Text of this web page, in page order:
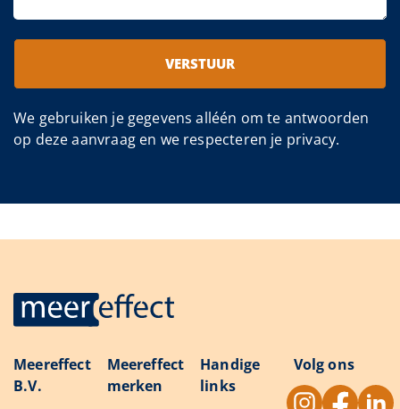
VERSTUUR
We gebruiken je gegevens alléén om te antwoorden
op deze aanvraag en we respecteren je privacy.
Meereffect
B.V.
Meereffect
merken
Handige
links
Volg ons